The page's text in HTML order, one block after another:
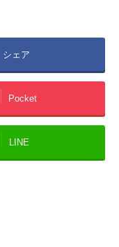
シェア
Pocket
LINE